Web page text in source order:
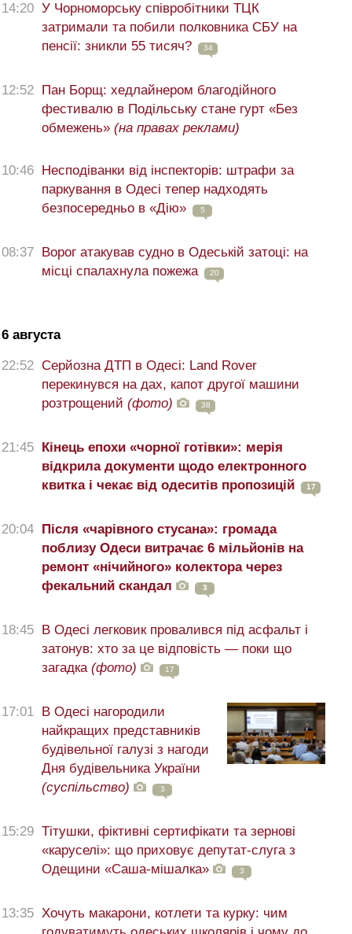
14:20 У Чорноморську співробітники ТЦК
затримали та побили полковника СБУ на
пенсії: зникли 55 тисяч?
34
12:52
Пан Борщ: хедлайнером благодійного
фестивалю в Подільську стане гурт «Без
обмежень» (на правах реклами)
10:46
Несподіванки від інспекторів: штрафи за
паркування в Одесі тепер надходять
безпосередньо в «Дію»
5
08:37
Ворог атакував судно в Одеській затоці: на
місці спалахнула пожежа
20
6 августа
22:52 Серйозна ДТП в Одесі: Land Rover
перекинувся на дах, капот другої машини
розтрощений (фото) 38
21:45
Кінець епохи «чорної готівки»: мерія
відкрила документи щодо електронного
квитка і чекає від одеситів пропозицій
17
20:04
Після «чарівного стусана»: громада
поблизу Одеси витрачає 6 мільйонів на
ремонт «нічийного» колектора через
фекальний скандал
3
18:45
В Одесі легковик провалився під асфальт і
затонув: хто за це відповість — поки що
загадка (фото) 17
17:01
В Одесі нагородили
найкращих представників
будівельної галузі з нагоди
Дня будівельника України
(суспільство)
3
15:29 Тітушки, фіктивні сертифікати та зернові
«каруселі»: що приховує депутат-слуга з
Одещини «Саша-мішалка»
3
13:35 Хочуть макарони, котлети та курку: чим